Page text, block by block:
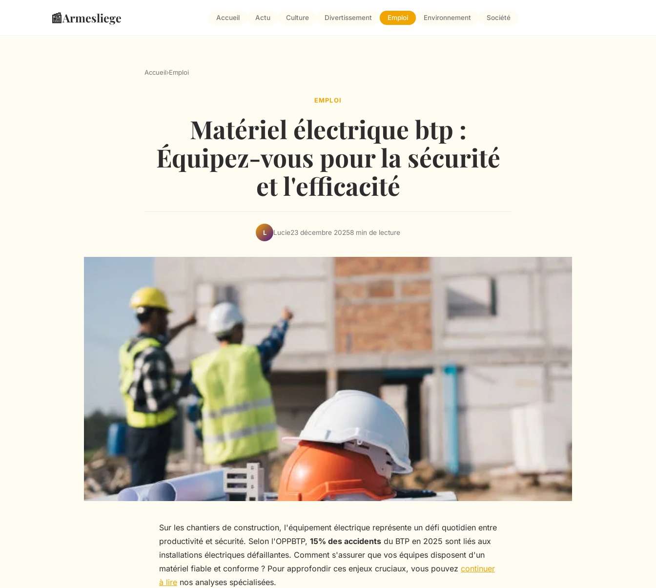
📰Armesliege Accueil Actu Culture Divertissement Emploi Environnement Société
Accueil›Emploi
EMPLOI
Matériel électrique btp :
Équipez-vous pour la sécurité
et l'efficacité
L Lucie23 décembre 20258 min de lecture
Sur les chantiers de construction, l'équipement électrique représente un défi quotidien entre
productivité et sécurité. Selon l'OPPBTP, 15% des accidents du BTP en 2025 sont liés aux
installations électriques défaillantes. Comment s'assurer que vos équipes disposent d'un
matériel fiable et conforme ? Pour approfondir ces enjeux cruciaux, vous pouvez continuer
à lire nos analyses spécialisées.